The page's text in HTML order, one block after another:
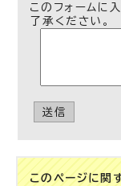
このフォームに
了承ください。
送信
このページに関